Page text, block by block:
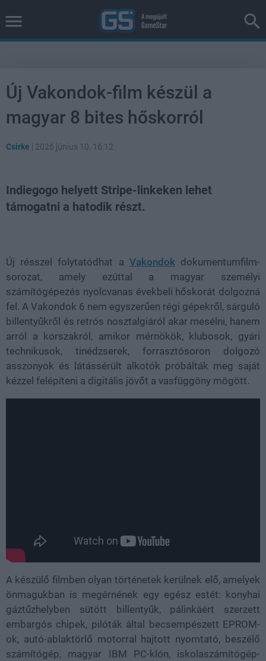
Új Vakondok-film készül a
magyar 8 bites hőskorról
Csirke | 2026 június 10. 16:12
Indiegogo helyett Stripe-linkeken lehet
támogatni a hatodik részt.
Új résszel folytatódhat a Vakondokdokumentumfilm-
sorozat, amely ezúttal a magyar személyi
számítógépezés nyolcvanas évekbeli hőskorát dolgozná
fel. A Vakondok 6 nem egyszerűen régi gépekről, sárguló
billentyűkről és retrós nosztalgiáról akar mesélni, hanem
arról a korszakról, amikor mérnökök, klubosok, gyári
technikusok, tinédzserek, forrasztósoron dolgozó
asszonyok és látássérült alkotók próbálták meg saját
kézzel felépíteni a digitális jövőt a vasfüggöny mögött.
A készülő filmben olyan történetek kerülnek elő, amelyek
önmagukban is megérnének egy egész estét: konyhai
gáztűzhelyben sütött billentyűk, pálinkáért szerzett
embargós chipek, pilóták által becsempészett EPROM-
ok, autó-ablaktörlő motorral hajtott nyomtató, beszélő
számítógép, magyar IBM PC-klón, iskolaszámítógép-